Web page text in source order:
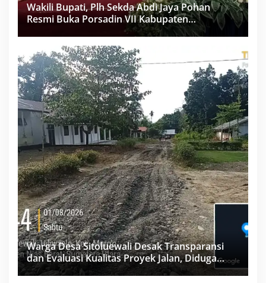
Wakili Bupati, Plh Sekda Abdi Jaya Pohan
Resmi Buka Porsadin VII Kabupaten
Warga Desa Sitoluewali Desak Transparansi
dan Evaluasi Kualitas Proyek Jalan, Diduga
Minim Informasi